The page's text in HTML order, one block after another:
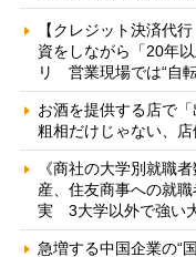
【クレジット決済代
資をしながら「20年
リ 営業現場では“自
お酒を提供する店で
粗相だけじゃない、店
《商社の大学別就職
産、住友商事への就
実 3大学以外で強い
急増する中国企業の“